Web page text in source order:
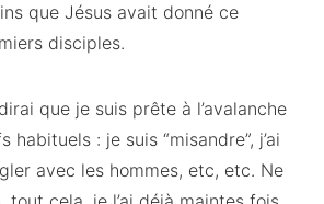
que Jésus avait donné ce
disciples.
que je suis prête à l’avalanche
habituels : je suis “misandre”, j’ai
avec les hommes, etc, etc. Ne